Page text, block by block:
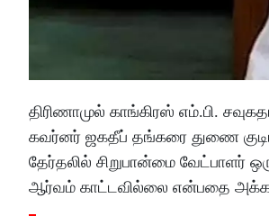
திரிணாமுல் காங்கிரஸ் எம்.பி.
கவர்னர் ஜகதீப் தங்கரை துணை
தேர்தலில் சிறுபான்மை வேட்பாளர்
ஆர்வம் காட்டவில்லை என்பதை